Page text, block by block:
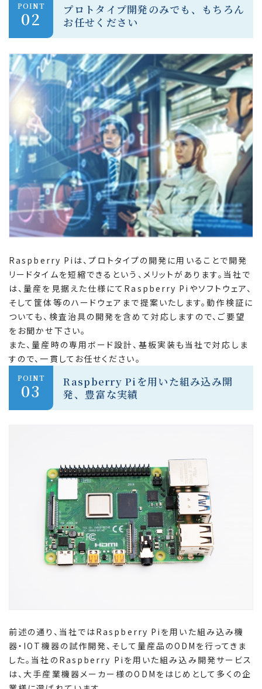
POINT
02
プロトタイプ開発のみでも、もちろん
お任せください
Raspberry Piは、プロトタイプの開発に用いることで開発
リードタイムを短縮できるという、メリットがあります。当社で
は、量産を見据えた仕様にてRaspberry Piやソフトウェア、
そして筐体等のハードウェアまで提案いたします。動作検証に
ついても、検査治具の開発を含めて対応しますので、ご要望
をお聞かせ下さい。
また、量産時の専用ボード設計、基板実装も当社で対応しま
すので、一貫してお任せください。
POINT
03
Raspberry Piを用いた組み込み開
発、豊富な実績
前述の通り、当社ではRaspberry Piを用いた組み込み機
器・IOT機器の試作開発、そして量産品のODMを行ってきま
した。当社のRaspberry Piを用いた組み込み開発サービス
は、大手産業機器メーカー様のODMをはじめとして多くの企